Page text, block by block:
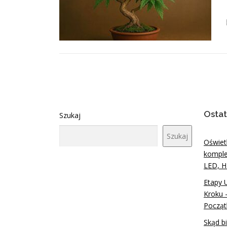
Szukaj
Szukaj
LED,
Etapy
Kroku
Skąd